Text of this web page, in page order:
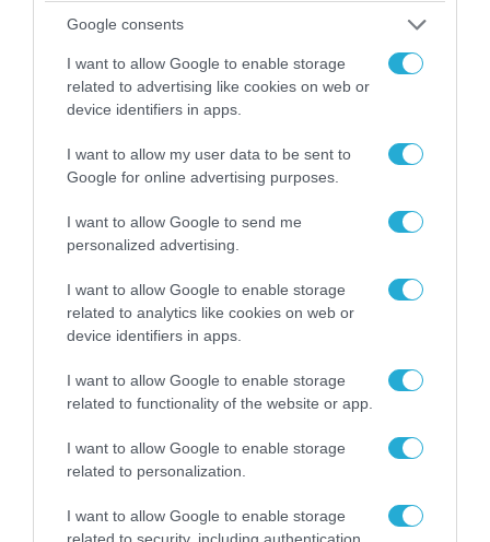
Google consents
I want to allow Google to enable storage
related to advertising like cookies on web or
device identifiers in apps.
I want to allow my user data to be sent to
Google for online advertising purposes.
I want to allow Google to send me
personalized advertising.
I want to allow Google to enable storage
related to analytics like cookies on web or
device identifiers in apps.
I want to allow Google to enable storage
related to functionality of the website or app.
I want to allow Google to enable storage
related to personalization.
I want to allow Google to enable storage
related to security, including authentication
06.08.2026 | 17:02
Ουκρανία: Αποκαλύφθηκε ο αριθμός των
ξένων εθελοντών που πολεμούν για το Κίεβο
Κλιμακώνουν οι Χούθι: Eξαπέλυσαν επιθέσεις